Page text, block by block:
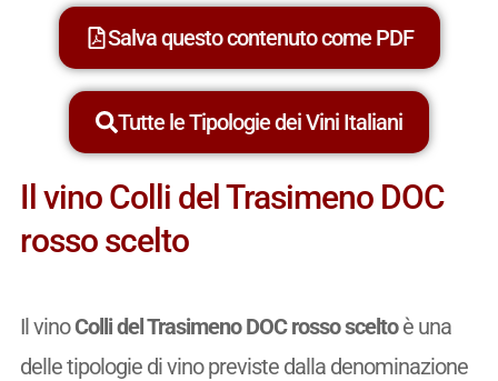
Salva questo contenuto come PDF
Tutte le Tipologie dei Vini Italiani
Il vino Colli del Trasimeno DOC
rosso scelto
Il vinoColli del Trasimeno DOC rosso sceltoè una
delle tipologie di vino previste dalla denominazione